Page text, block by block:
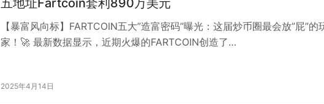
五地址Fartcoin套利890万美元
【暴富风向标】FARTCOIN五大”造富密码”曝光：这届炒币圈最会放”屁”的
家！🚀 最新数据显示，近期火爆的FARTCOIN创造了…
2025年4月14日